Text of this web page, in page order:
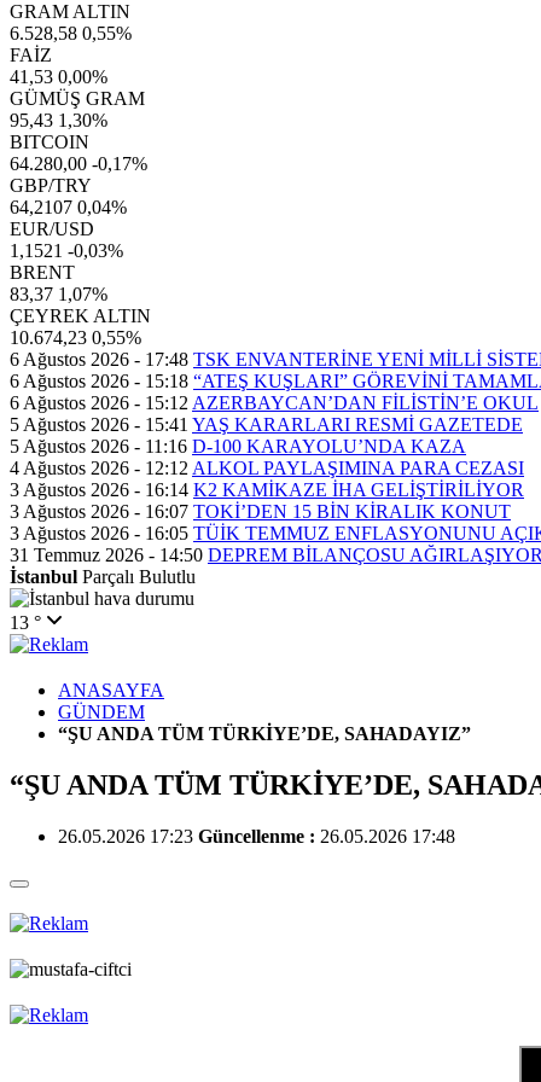
GRAM ALTIN
6.528,58 0,55%
FAİZ
41,53 0,00%
GÜMÜŞ GRAM
95,43 1,30%
BITCOIN
64.280,00 -0,17%
GBP/TRY
64,2107 0,04%
EUR/USD
1,1521 -0,03%
BRENT
83,37 1,07%
ÇEYREK ALTIN
10.674,23 0,55%
6 Ağustos 2026 - 17:48 TSK ENVANTERİNE YENİ MİLLİ
6 Ağustos 2026 - 15:18 “ATEŞ KUŞLARI” GÖREVİNİ
6 Ağustos 2026 - 15:12 AZERBAYCAN’DAN FİLİSTİN’E OKUL
5 Ağustos 2026 - 15:41 YAŞ KARARLARI RESMİ GAZETEDE
5 Ağustos 2026 - 11:16 D-100 KARAYOLU’NDA KAZA
4 Ağustos 2026 - 12:12 ALKOL PAYLAŞIMINA PARA CEZASI
3 Ağustos 2026 - 16:14 K2 KAMİKAZE İHA GELİŞTİRİLİYOR
3 Ağustos 2026 - 16:07 TOKİ’DEN 15 BİN KİRALIK KONUT
3 Ağustos 2026 - 16:05 TÜİK TEMMUZ ENFLASYONUNU
31 Temmuz 2026 - 14:50 DEPREM BİLANÇOSU AĞIRLAŞIYOR
İstanbul Parçalı Bulutlu
13 °
ANASAYFA
GÜNDEM
“ŞU ANDA TÜM TÜRKİYE’DE, SAHADAYIZ”
“ŞU ANDA TÜM TÜRKİYE’DE,
26.05.2026 17:23 Güncellenme : 26.05.2026 17:48